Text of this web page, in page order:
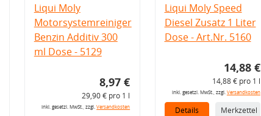
Liqui Moly
Motorsystemreiniger
Benzin Additiv 300
ml Dose - 5129
8,97 €
29,90 € pro 1 l
inkl. gesetzl. MwSt., zzgl.Versandkosten
Liqui Moly Speed
Diesel Zusatz 1 Liter
Dose - Art.Nr. 5160
14,88 €
14,88 € pro 1 l
inkl. gesetzl. MwSt., zzgl. Versandkosten
Details Merkzettel